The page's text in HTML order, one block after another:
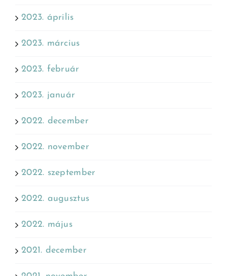
2023. április
2023. március
2023. február
2023. január
2022. december
2022. november
2022. szeptember
2022. augusztus
2022. május
2021. december